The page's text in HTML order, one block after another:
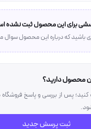
برای این محصول ثبت نشده
باشید که درباره این محصول
محصول دارید؟
کنید؛ پس از بررسی و پاسخ
ثبت پرسش جدید